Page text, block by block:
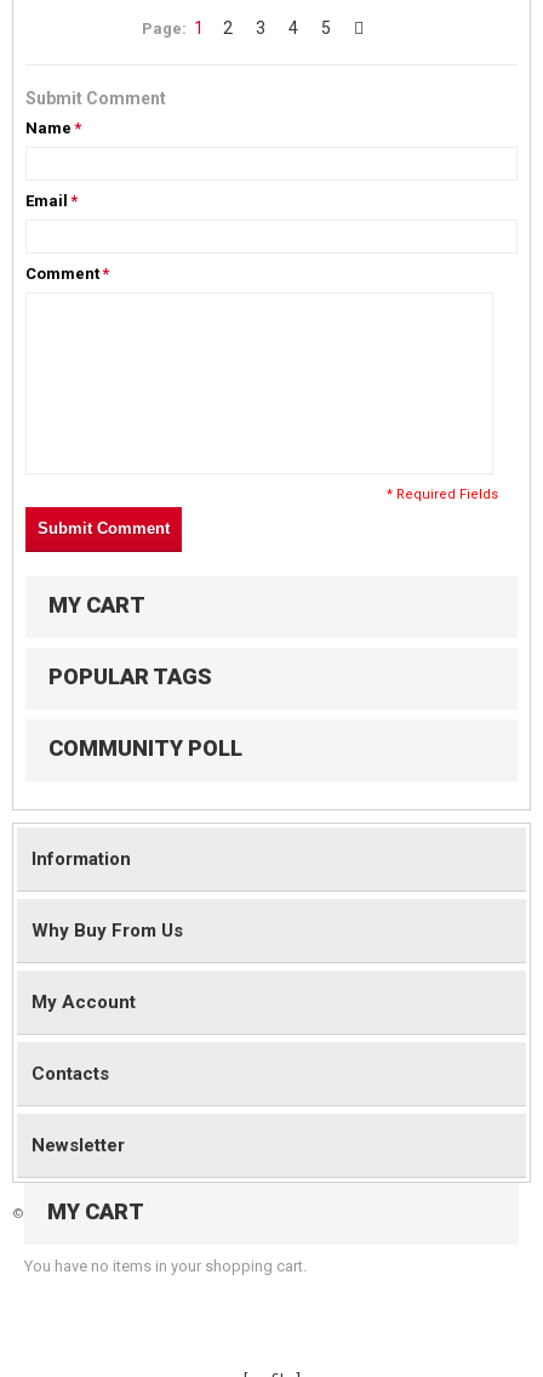
Page: 1 2 3 4 5
Submit Comment
Name *
Email *
Comment*
* Required Fields
Submit Comment
MY CART
POPULAR TAGS
COMMUNITY POLL
Information
Why Buy From Us
My Account
Contacts
Newsletter
© 2026 Magento Demo Store. All Rights Reserved.
MY CART
You have no items in your shopping cart.